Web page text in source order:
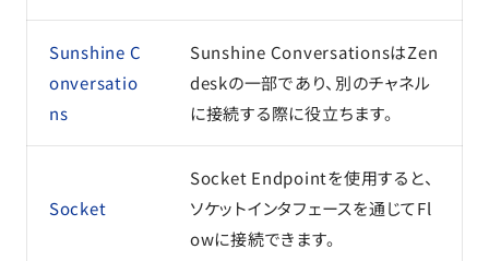
Sunshine C
onversatio
ns
Sunshine ConversationsはZen
deskの一部であり、別のチャネル
に接続する際に役立ちます。
Socket
Socket Endpointを使用すると、
ソケットインタフェースを通じてFl
owに接続できます。